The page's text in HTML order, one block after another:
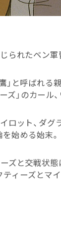
られたベン
と呼ばれる
」のカール
ロット、ダ
始める始末
ズと交戦状
ィーズとマ